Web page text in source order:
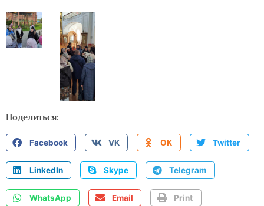
Поделиться:
Facebook VK OK Twitter
LinkedIn Skype Telegram
WhatsApp Email Print